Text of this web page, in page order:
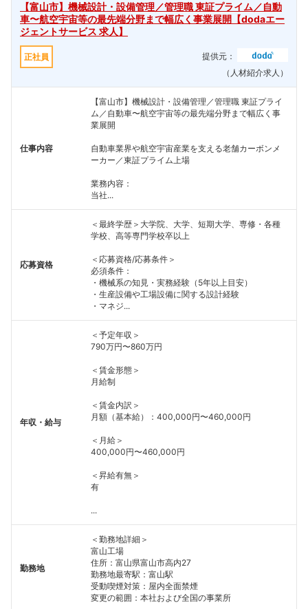
こちらの企業もフォローしませんか？
【富山市】機械設計・設備管理／管理職 東証プライム／自動
車〜航空宇宙等の最先端分野まで幅広く事業展開【dodaエー
ジェントサービス 求人】
正社員
提供元：
（人材紹介求人）
仕事内容
【富山市】機械設計・設備管理／管理職 東証プライ
ム／自動車〜航空宇宙等の最先端分野まで幅広く事
業展開
自動車業界や航空宇宙産業を支える老舗カーボンメ
ーカー／東証プライム上場
業務内容：
当社...
応募資格
＜最終学歴＞大学院、大学、短期大学、専修・各種
学校、高等専門学校卒以上
＜応募資格/応募条件＞
必須条件：
・機械系の知見・実務経験（5年以上目安）
・生産設備や工場設備に関する設計経験
・マネジ...
年収・給与
＜予定年収＞
790万円〜860万円
＜賃金形態＞
月給制
＜賃金内訳＞
月額（基本給）：400,000円〜460,000円
＜月給＞
400,000円〜460,000円
＜昇給有無＞
有
...
勤務地
＜勤務地詳細＞
富山工場
住所：富山県富山市高内27
勤務地最寄駅：富山駅
受動喫煙対策：屋内全面禁煙
変更の範囲：本社および全国の事業所